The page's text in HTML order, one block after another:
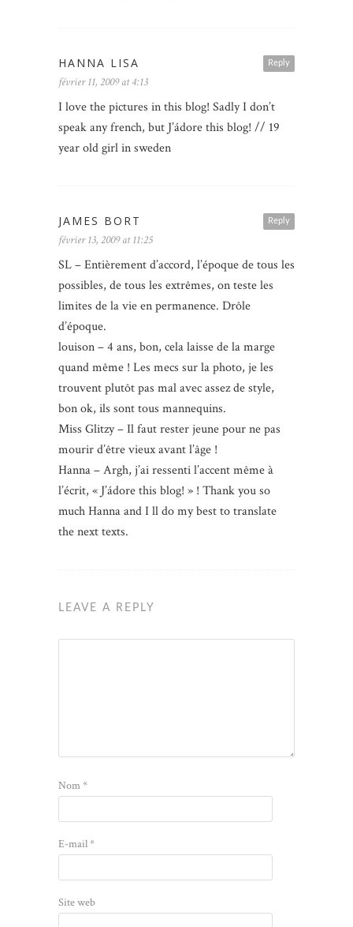
Reply
HANNA LISA
février 11, 2009 at 4:13
I love the pictures in this blog! Sadly I don’t
speak any french, but J’ádore this blog! // 19
year old girl in sweden
Reply
JAMES BORT
février 13, 2009 at 11:25
SL – Entièrement d’accord, l’époque de tous les
possibles, de tous les extrêmes, on teste les
limites de la vie en permanence. Drôle
d’époque.
louison – 4 ans, bon, cela laisse de la marge
quand même ! Les mecs sur la photo, je les
trouvent plutôt pas mal avec assez de style,
bon ok, ils sont tous mannequins.
Miss Glitzy – Il faut rester jeune pour ne pas
mourir d’être vieux avant l’âge !
Hanna – Argh, j’ai ressenti l’accent même à
l’écrit, « J’ádore this blog! » ! Thank you so
much Hanna and I ll do my best to translate
the next texts.
LEAVE A REPLY
Nom*
E-mail*
Site web